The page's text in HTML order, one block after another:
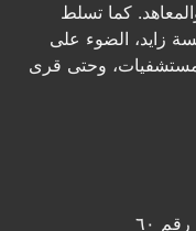
كما تسلط
زايد، الضوء على
وحتى قرى
٦٠